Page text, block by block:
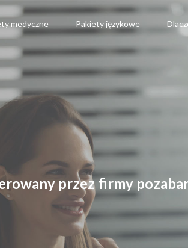
medyczne Pakiety językowe
przez firmy